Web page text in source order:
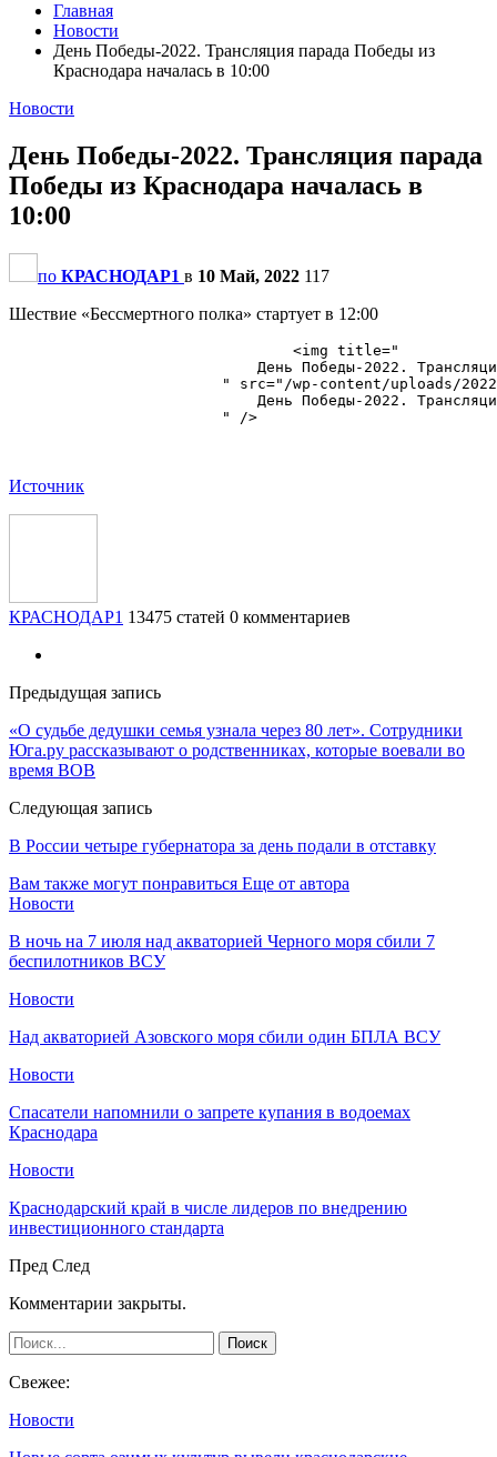
Главная
Новости
День Победы-2022. Трансляция парада Победы из
Краснодара началась в 10:00
Новости
День Победы-2022. Трансляция парада
Победы из Краснодара началась в
10:00
по КРАСНОДАР1 в 10 Май, 2022 117
Шествие «Бессмертного полка» стартует в 12:00
                                <img title="
День Победы-2022.
" src="/wp-content/uploads/
День Победы-2022.
                        " />
Источник
КРАСНОДАР1 13475 статей 0 комментариев
Предыдущая запись
«О судьбе дедушки семья узнала через 80 лет». Сотрудники
Юга.ру рассказывают о родственниках, которые воевали во
время ВОВ
Следующая запись
В России четыре губернатора за день подали в отставку
Вам также могут понравиться Еще от автора
Новости
В ночь на 7 июля над акваторией Черного моря сбили 7
беспилотников ВСУ
Новости
Над акваторией Азовского моря сбили один БПЛА ВСУ
Новости
Спасатели напомнили о запрете купания в водоемах
Краснодара
Новости
Краснодарский край в числе лидеров по внедрению
инвестиционного стандарта
Пред След
Комментарии закрыты.
Свежее:
Новости